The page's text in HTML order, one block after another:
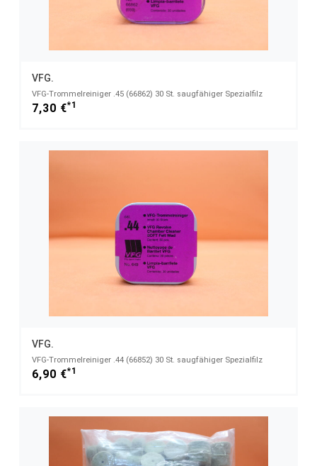
VFG.
VFG-Trommelreiniger .45 (66862) 30 St. saugfähiger Spezialfilz
7,30 €*1
VFG.
VFG-Trommelreiniger .44 (66852) 30 St. saugfähiger Spezialfilz
6,90 €*1